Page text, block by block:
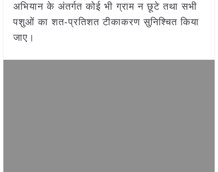
अभियान के अंतर्गत कोई भी ग्राम न छूटे तथा सभी
पशुओं का शत-प्रतिशत टीकाकरण सुनिश्चित किया
जाए।